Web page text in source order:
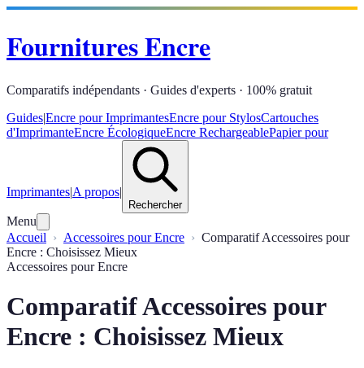
Fournitures Encre
Comparatifs indépendants · Guides d'experts · 100% gratuit
Guides|Encre pour ImprimantesEncre pour StylosCartouches
d'ImprimanteEncre ÉcologiqueEncre RechargeablePapier pour
Imprimantes|A propos|
Rechercher
Menu
Accueil
Accessoires pour Encre
Comparatif Accessoires pour
Encre : Choisissez Mieux
Accessoires pour Encre
Comparatif Accessoires pour
Encre : Choisissez Mieux